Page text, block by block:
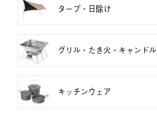
タープ・日除け
グリル・たき火・キャンドル
キッチンウェア